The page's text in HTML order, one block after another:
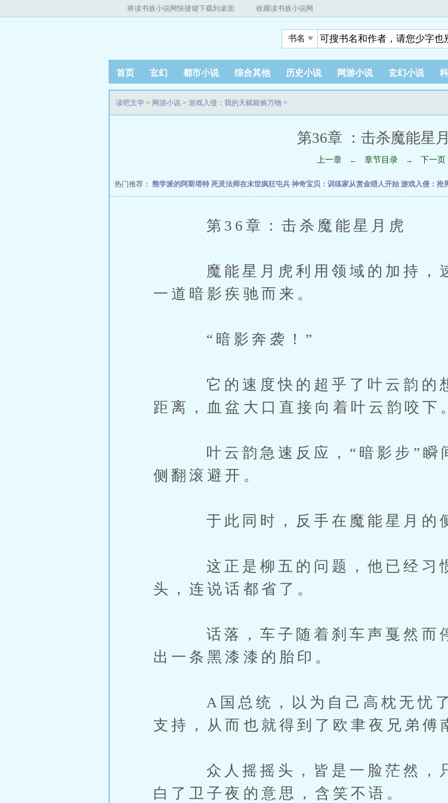
将读书族小说网快捷键下载到桌面 收藏读书族小说网
书名
首页 玄幻 都市小说 综合其他 历史小说 网游小说 玄幻小说
读吧文学 > 网游小说 > 游戏入侵：我的天赋能偷万物 >
第36章 ：击杀魔能星
上一章 ← 章节目录 → 下一页
热门推荐： 熊学派的阿斯塔特 死灵法师在末世疯狂屯兵 神奇宝贝：训练家从赏金猎人开始 游戏入侵：抢
第36章：击杀魔能星月虎
魔能星月虎利用领域的加持，速
一道暗影疾驰而来。
“暗影奔袭！”
它的速度快的超乎了叶云韵的想
距离，血盆大口直接向着叶云韵咬下
叶云韵急速反应，“暗影步”瞬间
侧翻滚避开。
于此同时，反手在魔能星月的侧
这正是柳五的问题，他已经习惯
头，连说话都省了。
话落，车子随着刹车声戛然而停
出一条黑漆漆的胎印。
A国总统，以为自己高枕无忧了
支持，从而也就得到了欧聿夜兄弟傅
众人摇摇头，皆是一脸茫然，只
白了卫子夜的意思，含笑不语。